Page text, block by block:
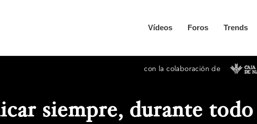
Vídeos Foros Trends
con la colaboración de
siempre, durante